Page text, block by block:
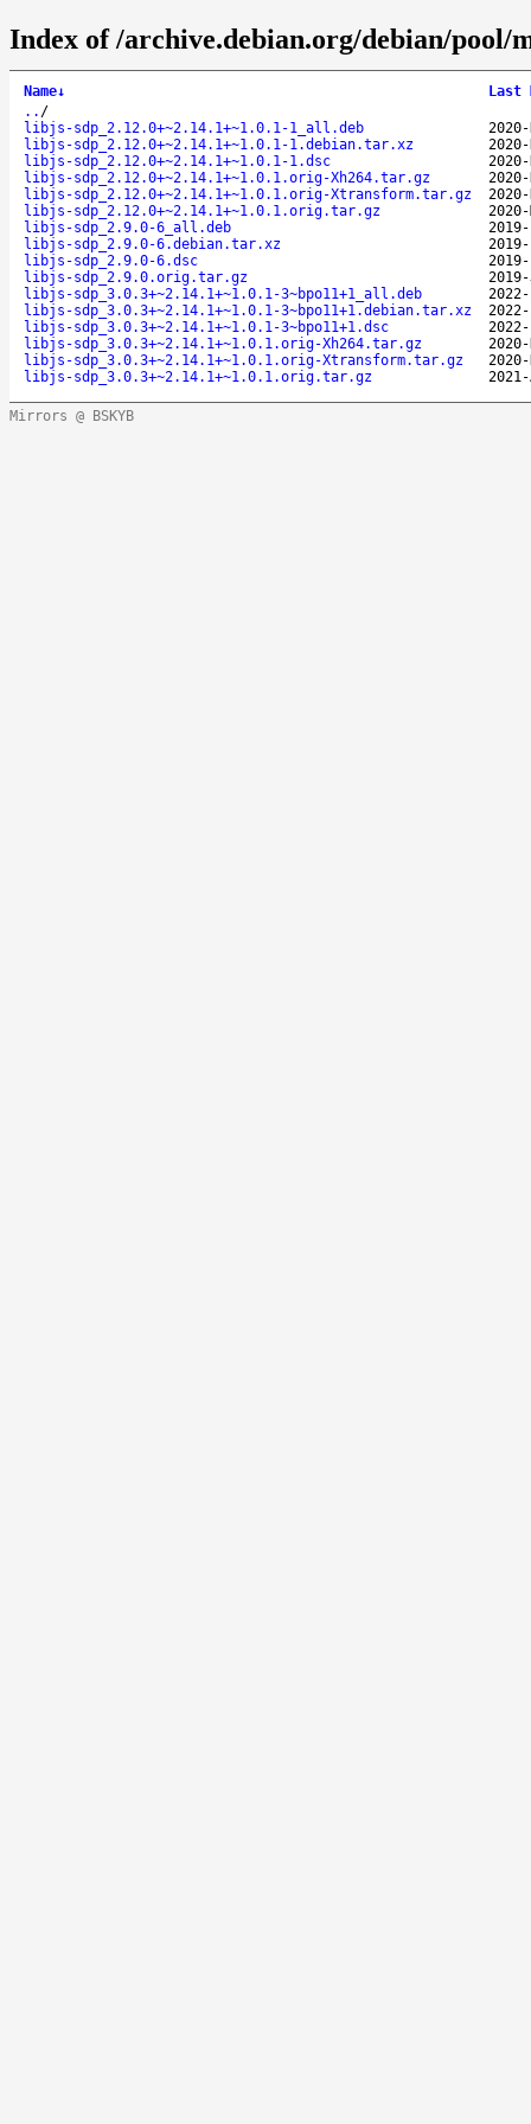
Index of /archive.debian.org/debian/pool/
Name↓
Last
.. /
libjs-sdp_2.12.0+~2.14.1+~1.0.1-1_all.deb
libjs-sdp_2.12.0+~2.14.1+~1.0.1-1.debian.tar.xz
libjs-sdp_2.12.0+~2.14.1+~1.0.1-1.dsc
libjs-sdp_2.12.0+~2.14.1+~1.0.1.orig-Xh264.tar.gz
libjs-sdp_2.12.0+~2.14.1+~1.0.1.orig-Xtransform.tar.gz
libjs-sdp_2.12.0+~2.14.1+~1.0.1.orig.tar.gz
libjs-sdp_2.9.0-6_all.deb
libjs-sdp_2.9.0-6.debian.tar.xz
libjs-sdp_2.9.0-6.dsc
libjs-sdp_2.9.0.orig.tar.gz
libjs-sdp_3.0.3+~2.14.1+~1.0.1-3~bpo11+1_all.deb
libjs-sdp_3.0.3+~2.14.1+~1.0.1-3~bpo11+1.debian.tar.xz
libjs-sdp_3.0.3+~2.14.1+~1.0.1-3~bpo11+1.dsc
libjs-sdp_3.0.3+~2.14.1+~1.0.1.orig-Xh264.tar.gz
libjs-sdp_3.0.3+~2.14.1+~1.0.1.orig-Xtransform.tar.gz
libjs-sdp_3.0.3+~2.14.1+~1.0.1.orig.tar.gz
Mirrors @ BSKYB